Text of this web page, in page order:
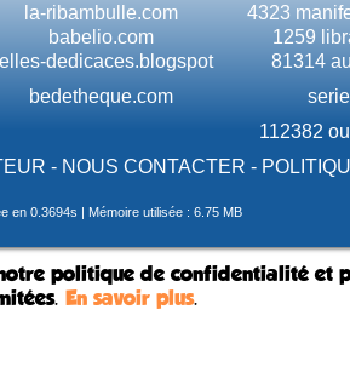
la-ribambulle.com
4323
babelio.com
1259
dedicaces.blogspot
81314
bedetheque.com
112382
- NOUS CONTACTER -
en 0.3694s | Mémoire utilisée : 6.75 MB
politique de confidentialité et
En savoir plus.